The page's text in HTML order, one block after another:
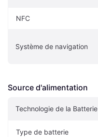
NFC
Système de navigation
Source d'alimentation
Technologie de la Batterie
Type de batterie